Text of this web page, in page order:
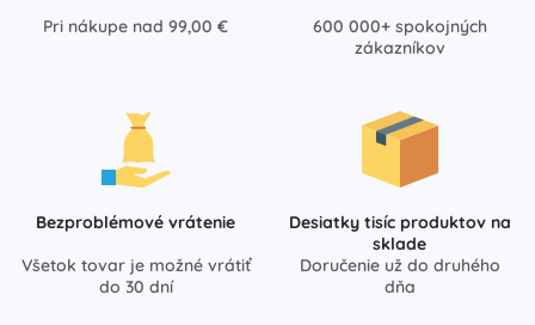
Pri nákupe nad 99,00 €
600 000+ spokojných
zákazníkov
Bezproblémové vrátenie
Všetok tovar je možné vrátiť
do 30 dní
Desiatky tisíc produktov na
sklade
Doručenie už do druhého
dňa